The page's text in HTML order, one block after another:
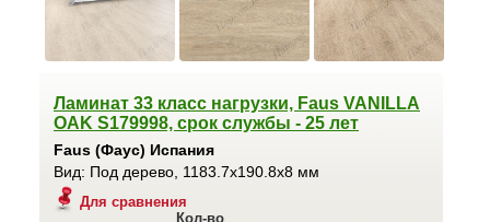
Ламинат 33 класс нагрузки, Faus VANILLA
OAK S179998, срок службы - 25 лет
Faus (Фаус) Испания
Вид: Под дерево, 1183.7x190.8x8 мм
Для сравнения
Кол-во